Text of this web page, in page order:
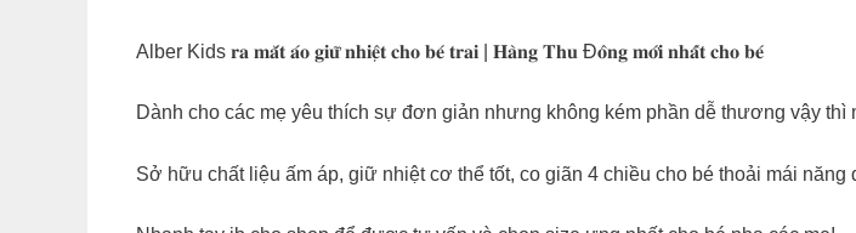
Alber Kids 𝐫𝐚 𝐦𝐚̆́𝐭 𝐚́𝐨 𝐠𝐢𝐮̛̃ 𝐧𝐡𝐢𝐞̣̂𝐭 𝐜𝐡𝐨 𝐛𝐞́ 𝐭𝐫𝐚𝐢 | 𝐇𝐚̀𝐧𝐠 𝐓𝐡𝐮 Đ𝐨̂𝐧𝐠 𝐦𝐨̛́𝐢 𝐧𝐡𝐚̂́𝐭 𝐜𝐡𝐨 𝐛𝐞́
Dành cho các mẹ yêu thích sự đơn giản nhưng không kém phần dễ thương vậy
Sở hữu chất liệu ấm áp, giữ nhiệt cơ thể tốt, co giãn 4 chiều cho bé thoải mái năng